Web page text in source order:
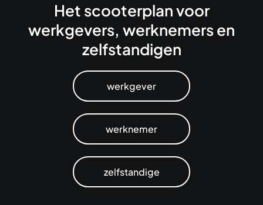
Het scooterplan voor
werkgevers, werknemers en
zelfstandigen
werkgever
werknemer
zelfstandige